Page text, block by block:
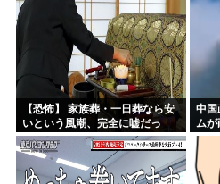
ワイの描いたイラストにアドバイス
マッシヴ・アタック、シンガポール
「お父さんが私にいくら使おうと、
識者「山上徹也が安倍晋三を討たな
【恐怖】 家族葬・一日葬なら安
いという風潮、完全に嘘だっ
た・・・・
中国
ム
ろ
ｗｗ